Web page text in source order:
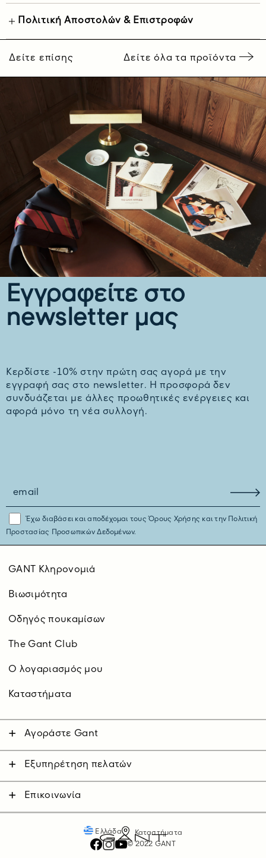
Πολιτική Αποστολών & Επιστροφών
Δείτε επίσης Δείτε όλα τα προϊόντα
Εγγραφείτε στο
newsletter μας
Kερδίστε -10% στην πρώτη σας αγορά με την
εγγραφή σας στο newsletter. H προσφορά δεν
συνδυάζεται με άλλες προωθητικές ενέργειες και
αφορά μόνο τη νέα συλλογή.
Έχω διαβάσει και αποδέχομαι τουςΌρους Χρήσης και τηνΠολιτική
Προστασίας Προσωπικών Δεδομένων.
GANT Κληρονομιά
Βιωσιμότητα
Οδηγός πουκαμίσων
The Gant Club
O λογαριασμός μου
Καταστήματα
Αγοράστε Gant
Γυναίκα
Παιδικά
Εξυπηρέτηση πελατών
Αποστολές
Επιστροφές
Επικοινωνία
Ελλάδα
Καταστήματα
© 2022 GANT